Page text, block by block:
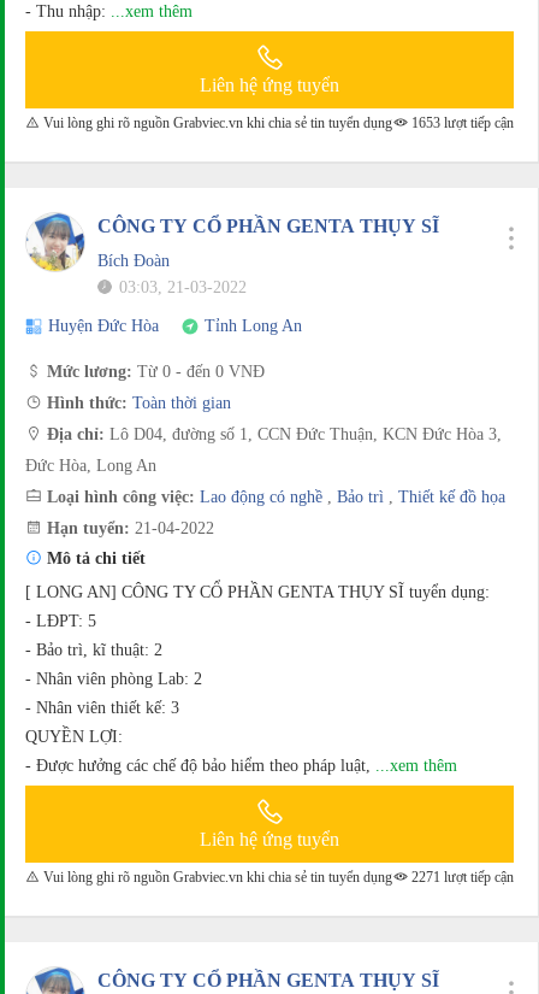
- Thu nhập:
...xem thêm
Liên hệ ứng tuyển
Vui lòng ghi rõ nguồn Grabviec.vn khi chia sẻ tin tuyển dụng 1653 lượt tiếp cận
CÔNG TY CỔ PHẦN GENTA THỤY SĨ
Bích Đoàn
03:03, 21-03-2022
Huyện Đức Hòa Tỉnh Long An
Mức lương: Từ 0 - đến 0 VNĐ
Hình thức: Toàn thời gian
Địa chỉ: Lô D04, đường số 1, CCN Đức Thuận, KCN Đức Hòa 3,
Đức Hòa, Long An
Loại hình công việc: Lao động có nghề Bảo trì
Thiết kế đồ họa
Hạn tuyển: 21-04-2022
Mô tả chi tiết
[ LONG AN] CÔNG TY CỔ PHẦN GENTA THỤY SĨ tuyển dụng:
- LĐPT: 5
- Bảo trì, kĩ thuật: 2
- Nhân viên phòng Lab: 2
- Nhân viên thiết kế: 3
QUYỀN LỢI:
- Được hưởng các chế độ bảo hiểm theo pháp luật,
...xem thêm
Liên hệ ứng tuyển
Vui lòng ghi rõ nguồn Grabviec.vn khi chia sẻ tin tuyển dụng 2271 lượt tiếp cận
CÔNG TY CỔ PHẦN GENTA THỤY SĨ